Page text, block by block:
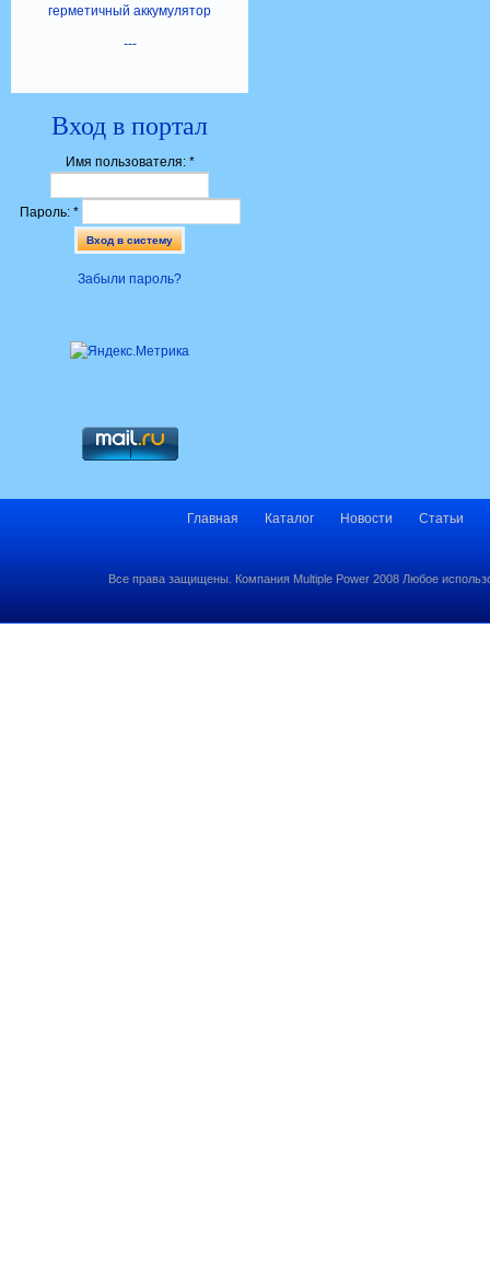
герметичный аккумулятор
---
Вход в портал
Имя пользователя: *
Пароль: *
Забыли пароль?
Главная Каталог Новости Статьи
Все права защищены. Компания Multiple Power 2008 Любое